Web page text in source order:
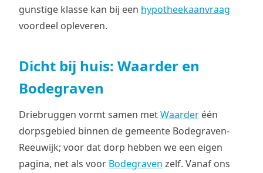
gunstige klasse kan bij een hypotheekaanvraag
voordeel opleveren.
Dicht bij huis: Waarder en
Bodegraven
Driebruggen vormt samen metWaarder één
dorpsgebied binnen de gemeente Bodegraven-
Reeuwijk; voor dat dorp hebben we een eigen
pagina, net als voor Bodegraven zelf. Vanaf ons